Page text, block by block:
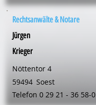
Rechtsanwälte & Notare
Jürgen
Krieger
Nöttentor 4
59494 Soest
Telefon 0 29 21 - 36 58-0